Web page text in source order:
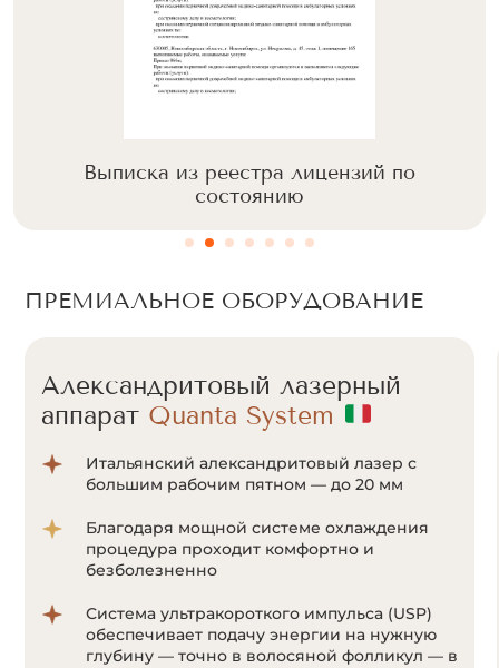
Выписка из реестра лицензий по
состоянию
ПРЕМИАЛЬНОЕ ОБОРУДОВАНИЕ
Александритовый лазерный
аппарат Cunosure Apogee+
Отсутствие болевых ощущений за счет
мощной системы охлаждения Zimmer;
Система ультракороткого импульса
позволяет воздействовать на волоски даже
с минимальным количеством пигмента